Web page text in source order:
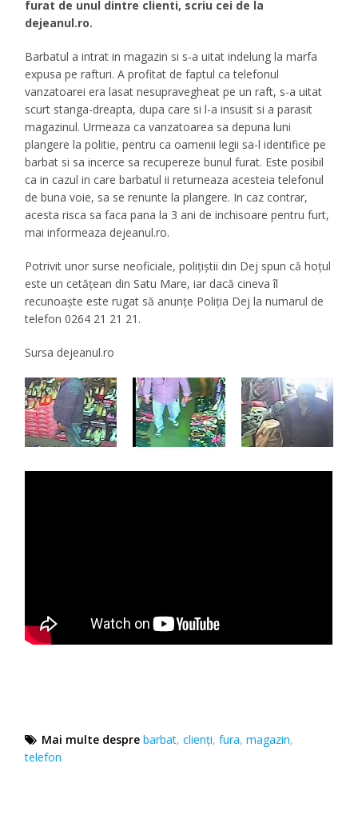
furat de unul dintre clienti, scriu cei de la
dejeanul.ro.
Barbatul a intrat in magazin si s-a uitat indelung la marfa
expusa pe rafturi. A profitat de faptul ca telefonul
vanzatoarei era lasat nesupravegheat pe un raft, s-a uitat
scurt stanga-dreapta, dupa care si l-a insusit si a parasit
magazinul. Urmeaza ca vanzatoarea sa depuna luni
plangere la politie, pentru ca oamenii legii sa-l identifice pe
barbat si sa incerce sa recupereze bunul furat. Este posibil
ca in cazul in care barbatul ii returneaza acesteia telefonul
de buna voie, sa se renunte la plangere. In caz contrar,
acesta risca sa faca pana la 3 ani de inchisoare pentru furt,
mai informeaza dejeanul.ro.
Potrivit unor surse neoficiale, polițiștii din Dej spun că hoțul
este un cetățean din Satu Mare, iar dacă cineva îl
recunoaște este rugat să anunțe Poliția Dej la numarul de
telefon 0264 21 21 21.
Sursa dejeanul.ro
Mai multe despre barbat,clienți,fura,magazin,
telefon